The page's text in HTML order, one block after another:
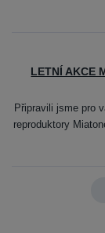
LETNÍ AKCE
Připravili jsme pro
reproduktory